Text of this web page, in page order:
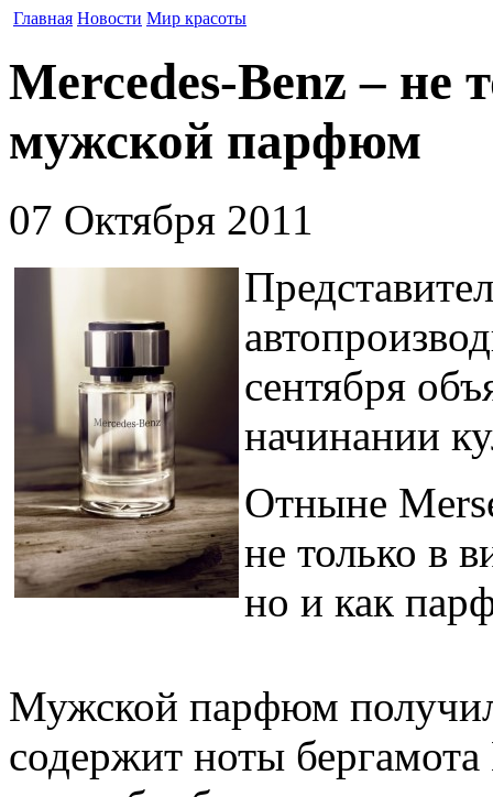
Главная Новости Мир красоты
Mercedes-Benz – не
мужской парфюм
07 Октября 2011
сентября
начинании
Отныне
не только в
но и как
Мужской парфюм
содержит ноты